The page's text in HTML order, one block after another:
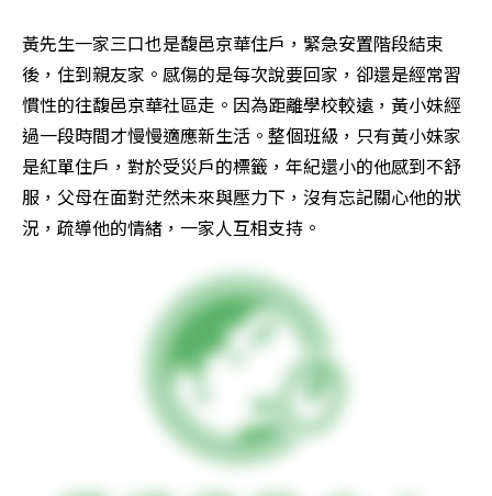
黃先生一家三口也是馥邑京華住戶，緊急安置階段結束
後，住到親友家。感傷的是每次說要回家，卻還是經常習
慣性的往馥邑京華社區走。因為距離學校較遠，黃小妹經
過一段時間才慢慢適應新生活。整個班級，只有黃小妹家
是紅單住戶，對於受災戶的標籤，年紀還小的他感到不舒
服，父母在面對茫然未來與壓力下，沒有忘記關心他的狀
況，疏導他的情緒，一家人互相支持。